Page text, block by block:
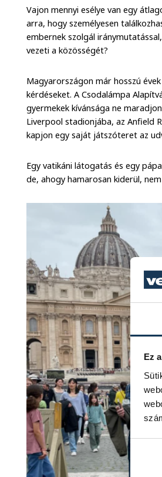
Ez
Vajon mennyi esélye van egy
arra, hogy személyesen
embernek szolgál
vezeti a közösségét?
Magyarországon már hosszú
kérdéseket. A Csodalámpa
gyermekek kívánsága ne
Liverpool stadionjába, az Anfield
kapjon egy saját játszóteret az
Egy vatikáni látogatás és egy
de, ahogy hamarosan kiderül,